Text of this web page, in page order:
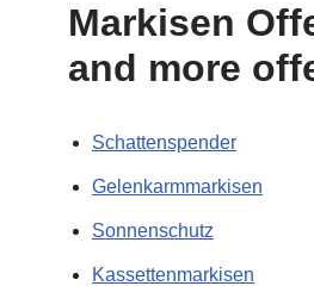
Markisen
and more
Schattenspender
Gelenkarmmarkisen
Sonnenschutz
Kassettenmarkisen